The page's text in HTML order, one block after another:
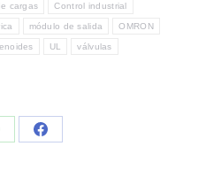
cargas Control industrial
módulo de salida OMRON
UL válvulas
Share